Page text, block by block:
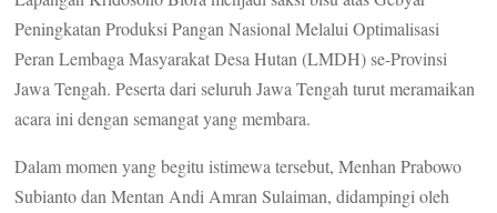
Peningkatan Produksi Pangan Nasional Melalui Optimalisasi
Peran Lembaga Masyarakat Desa Hutan (LMDH) se-Provinsi
Jawa Tengah. Peserta dari seluruh Jawa Tengah turut meramaikan
acara ini dengan semangat yang membara.
Dalam momen yang begitu istimewa tersebut, Menhan Prabowo
Subianto dan Mentan Andi Amran Sulaiman, didampingi oleh